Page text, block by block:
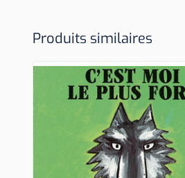
Produits similaires